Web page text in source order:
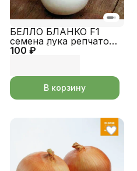
100 ₽
БЕЛЛО БЛАНКО F1
семена лука репчатого
(Sakata | Alexagro)
В корзину